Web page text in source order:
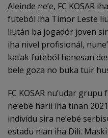
Aleinde ne’e, FC KOSAR
futeból iha Timor Leste
liután ba jogadór joven
iha nivel profisionál,
katak futeból hanesan
bele goza no buka tuir
FC KOSAR nu’udar
ne’ebé harii iha tinan
indivídu sira ne’ebé
estadu nian iha Dili.